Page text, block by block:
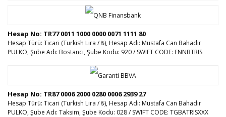
Hesap No: TR77 0011 1000 0000 0071 1111 80
Hesap Türü: Ticari (Turkish Lira / ₺), Hesap Adı: Mustafa Can Bahadır
PULKO, Şube Adı: Bostancı, Şube Kodu: 920 / SWIFT CODE: FNNBTRIS
Hesap No: TR87 0006 2000 0280 0006 2939 27
Hesap Türü: Ticari (Turkish Lira / ₺), Hesap Adı: Mustafa Can Bahadır
PULKO, Şube Adı: Taksim, Şube Kodu: 028 / SWIFT CODE: TGBATRISXXX